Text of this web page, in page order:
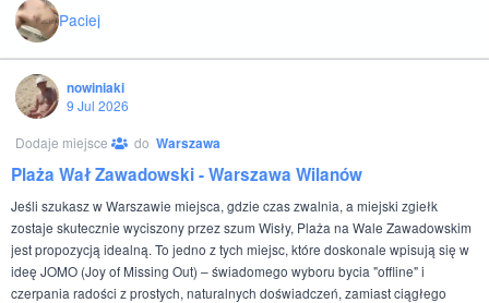
Paciej
nowiniaki
9 Jul 2026
Dodaje miejsce
do Warszawa
Plaża Wał Zawadowski - Warszawa Wilanów
Jeśli szukasz w Warszawie miejsca, gdzie czas zwalnia, a miejski zgiełk
zostaje skutecznie wyciszony przez szum Wisły, Plaża na Wale Zawadowskim
jest propozycją idealną. To jedno z tych miejsc, które doskonale wpisują się w
ideę JOMO (Joy of Missing Out) – świadomego wyboru bycia "offline" i
czerpania radości z prostych, naturalnych doświadczeń, zamiast ciągłego